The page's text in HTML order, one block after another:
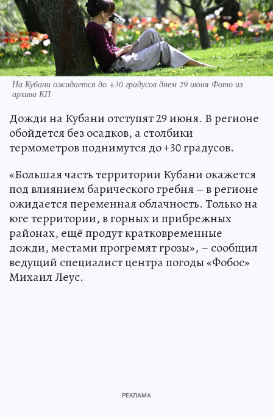
На Кубани ожидается до +30 градусов днем 29 июня Фото из
архива КП
Дожди на Кубани отступят 29 июня. В регионе
обойдется без осадков, а столбики
термометров поднимутся до +30 градусов.
«Большая часть территории Кубани окажется
под влиянием барического гребня – в регионе
ожидается переменная облачность. Только на
юге территории, в горных и прибрежных
районах, ещё продут кратковременные
дожди, местами прогремят грозы», – сообщил
ведущий специалист центра погоды «Фобос»
Михаил Леус.